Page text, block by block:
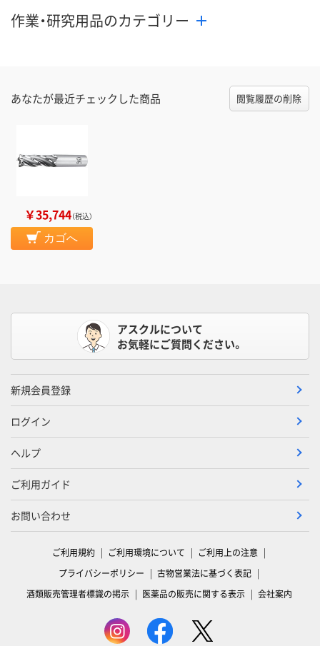
作業・研究用品のカテゴリー
あなたが最近チェックした商品 閲覧履歴の削除
￥35,744（税込）
カゴへ
アスクルについて
お気軽にご質問ください。
新規会員登録
ログイン
ヘルプ
ご利用ガイド
お問い合わせ
ご利用規約 ご利用環境について
ご利用上の注意
プライバシーポリシー
古物営業法に基づく表記
酒類販売管理者標識の掲示
医薬品の販売に関する表示 会社案内